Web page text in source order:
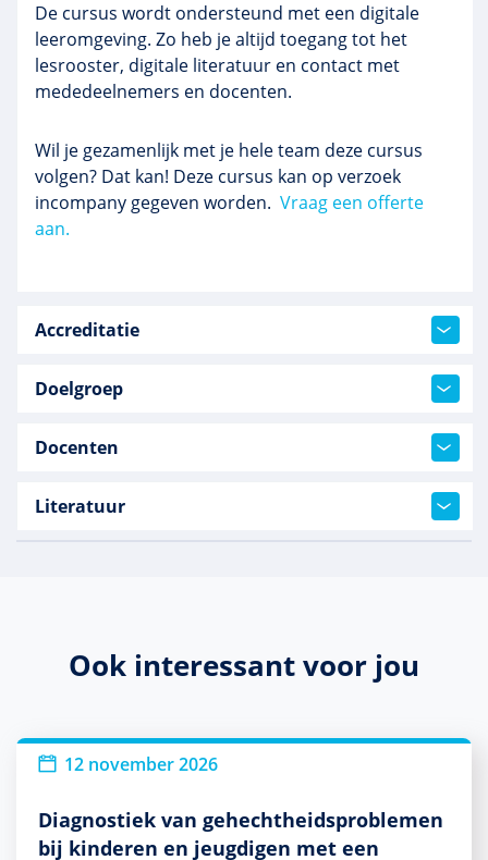
De cursus wordt ondersteund met een digitale
leeromgeving. Zo heb je altijd toegang tot het
lesrooster, digitale literatuur en contact met
mededeelnemers en docenten.
Wil je gezamenlijk met je hele team deze cursus
volgen? Dat kan! Deze cursus kan op verzoek
incompany gegeven worden. Vraag een offerte
aan.
Accreditatie
Doelgroep
Docenten
Literatuur
Ook interessant voor jou
12 november 2026
Diagnostiek van gehechtheidsproblemen
bij kinderen en jeugdigen met een